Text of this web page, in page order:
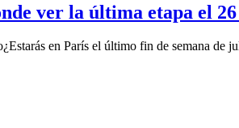
ver la última etapa el
en París el último fin de semana de